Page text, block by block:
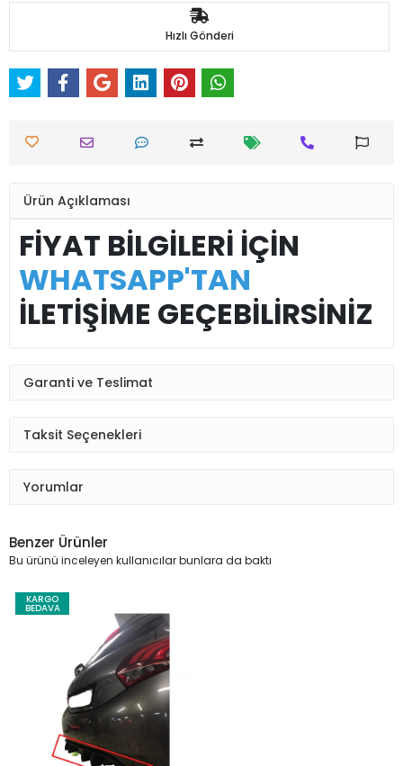
Hızlı Gönderi
Ürün Açıklaması
FİYAT BİLGİLERİ İÇİN
WHATSAPP'TAN
İLETİŞİME GEÇEBİLİRSİNİZ
Garanti ve Teslimat
Taksit Seçenekleri
Yorumlar
Benzer Ürünler
Bu ürünü inceleyen kullanıcılar bunlara da baktı
KARGO
BEDAVA